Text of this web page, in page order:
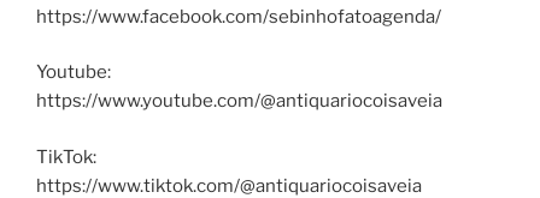
https://www.facebook.com/sebinhofatoagenda/
Youtube:
https://www.youtube.com/@antiquariocoisaveia
TikTok:
https://www.tiktok.com/@antiquariocoisaveia